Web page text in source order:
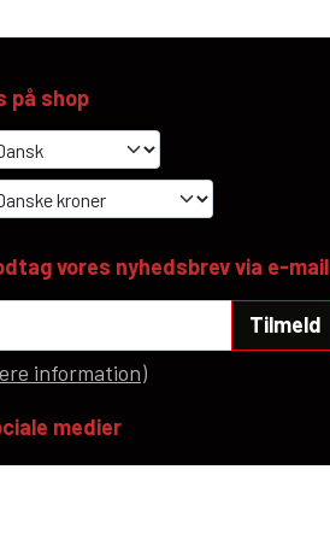
på shop
vores nyhedsbrev via e-mail
Tilmeld
information)
medier